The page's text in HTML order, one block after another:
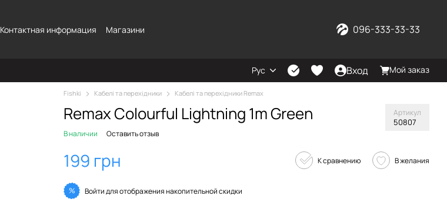
Контактная информация Магазини 096-333-33-33
Рус Вход Мой заказ
Fishki Кабелі та перехідники Кабелі та перехідники Remax
Remax Colourful Lightning 1m Green Артикул
50807
В наличии Оставить отзыв
199 грн К сравнению В желания
% Войтидля отображения накопительной скидки